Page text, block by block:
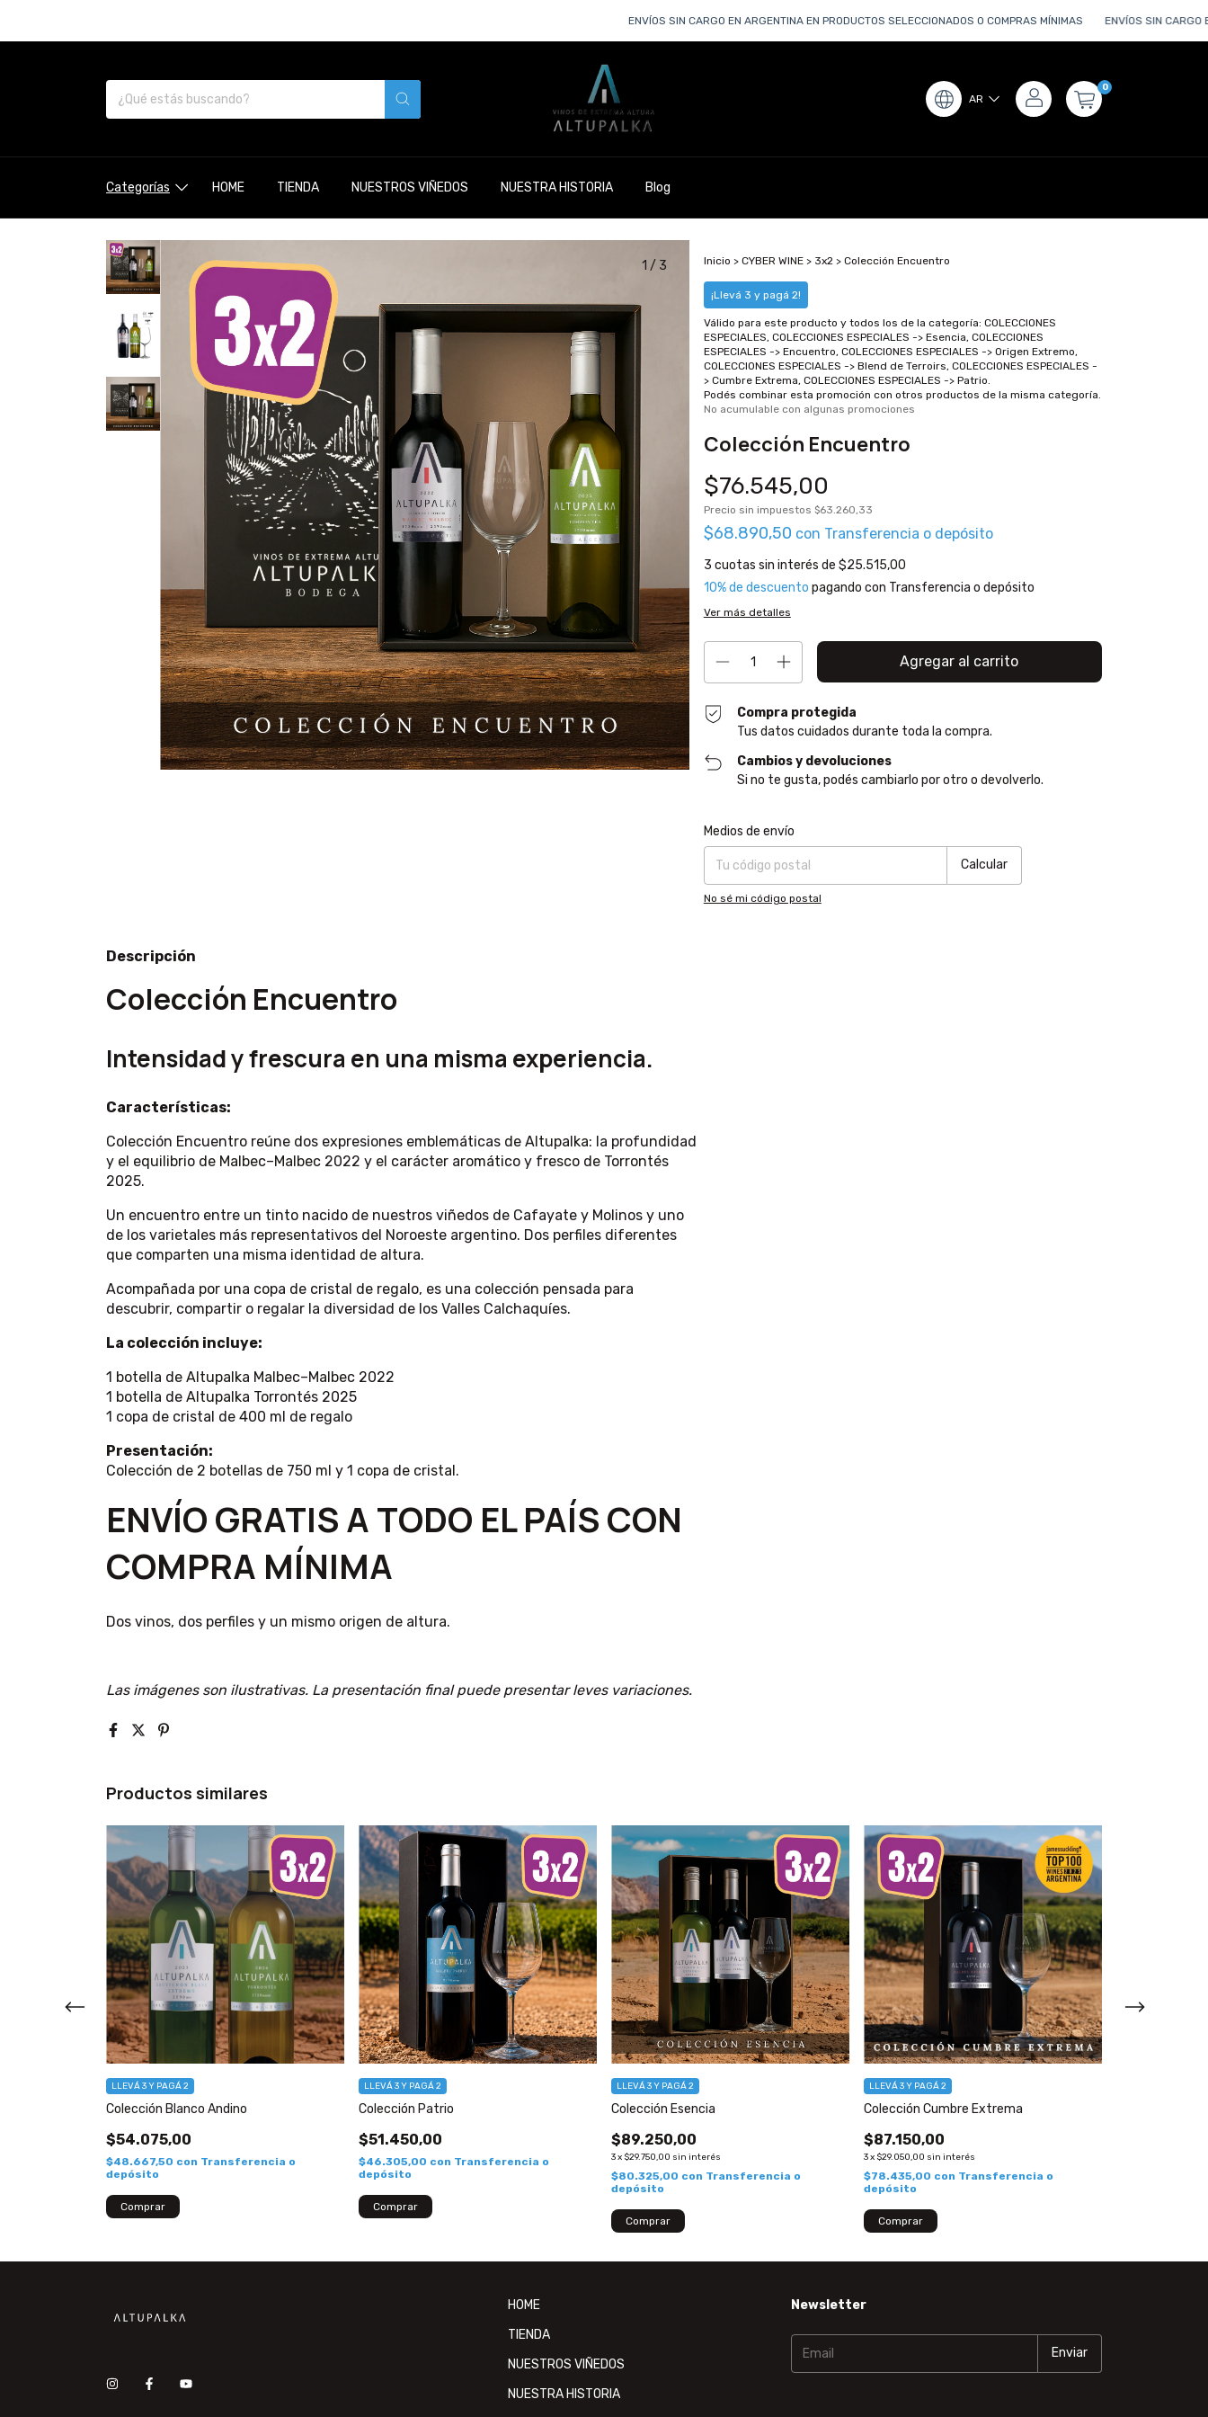
ENVÍOS SIN CARGO EN ARGENTINA EN PRODUCTOS SELECCIONADOS O COMPRAS MÍNIMAS ENVÍOS SIN CARGO EN
AR
0
Categorías HOME TIENDA NUESTROS VIÑEDOS NUESTRA HISTORIA Blog
1 / 3 Inicio > CYBER WINE > 3x2 > Colección Encuentro
¡Llevá 3 y pagá 2!
Válido para este producto y todos los de la categoría: COLECCIONES
ESPECIALES, COLECCIONES ESPECIALES -> Esencia, COLECCIONES
ESPECIALES -> Encuentro, COLECCIONES ESPECIALES -> Origen Extremo,
COLECCIONES ESPECIALES -> Blend de Terroirs, COLECCIONES ESPECIALES -
> Cumbre Extrema, COLECCIONES ESPECIALES -> Patrio.
Podés combinar esta promoción con otros productos de la misma categoría.
No acumulable con algunas promociones
Colección Encuentro
$76.545,00
Precio sin impuestos $63.260,33
$68.890,50 con Transferencia o depósito
3 cuotas sin interés de $25.515,00
10% de descuento pagando con Transferencia o depósito
Ver más detalles
Compra protegida
Tus datos cuidados durante toda la compra.
Cambios y devoluciones
Si no te gusta, podés cambiarlo por otro o devolverlo.
Entregas para el CP:
Medios de envío
Calcular
No sé mi código postal
Descripción
Colección Encuentro
Intensidad y frescura en una misma experiencia.
Características:
Colección Encuentro reúne dos expresiones emblemáticas de Altupalka: la profundidad
y el equilibrio de Malbec–Malbec 2022 y el carácter aromático y fresco de Torrontés
2025.
Un encuentro entre un tinto nacido de nuestros viñedos de Cafayate y Molinos y uno
de los varietales más representativos del Noroeste argentino. Dos perfiles diferentes
que comparten una misma identidad de altura.
Acompañada por una copa de cristal de regalo, es una colección pensada para
descubrir, compartir o regalar la diversidad de los Valles Calchaquíes.
La colección incluye:
1 botella de Altupalka Malbec–Malbec 2022
1 botella de Altupalka Torrontés 2025
1 copa de cristal de 400 ml de regalo
Presentación:
Colección de 2 botellas de 750 ml y 1 copa de cristal.
ENVÍO GRATIS A TODO EL PAÍS CON
COMPRA MÍNIMA
Dos vinos, dos perfiles y un mismo origen de altura.
Las imágenes son ilustrativas. La presentación final puede presentar leves variaciones.
Productos similares
Colección Blanco Andino
$54.075,00
LLEVÁ 3 Y PAGÁ 2
$48.667,50 con Transferencia o
depósito
Colección Patrio
$51.450,00
LLEVÁ 3 Y PAGÁ 2
$46.305,00 con Transferencia o
depósito
Colección Esencia
$89.250,00
3x $29.750,00 sin interés
LLEVÁ 3 Y PAGÁ 2
$80.325,00 con Transferencia o
depósito
Colección Cumbre Extrema
$87.150,00
3x $29.050,00 sin interés
LLEVÁ 3 Y PAGÁ 2
$78.435,00 con Transferencia o
depósito
HOME
TIENDA
NUESTROS VIÑEDOS
NUESTRA HISTORIA
Newsletter